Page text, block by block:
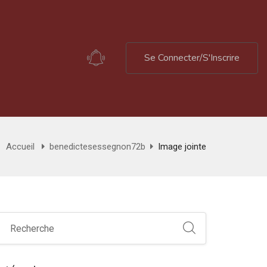
Se Connecter/S'Inscrire
Accueil benedictesessegnon72b Image jointe